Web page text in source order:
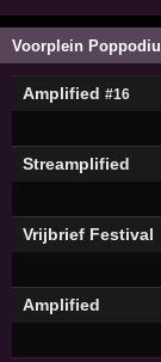
Voorplein
Amplified #16
Streamplified
Vrijbrief Festival
Amplified